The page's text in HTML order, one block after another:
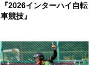
『2026インターハイ自転
車競技』